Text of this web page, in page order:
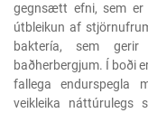
gegnsætt efni, sem
útbleikun af
baktería, sem
baðherbergjum. Í boði
fallega endurspegla
veikleika náttúrulegs